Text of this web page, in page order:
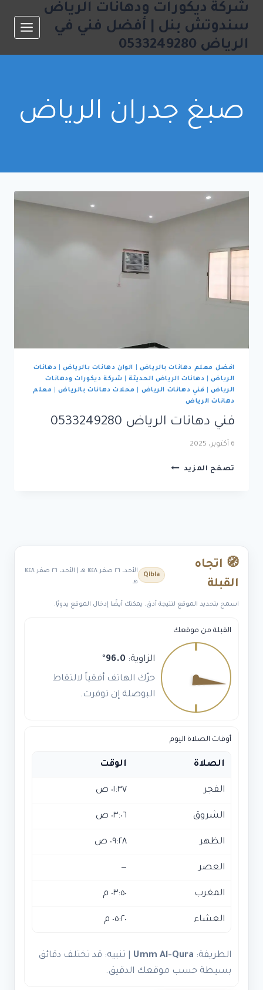
التجاوز
المحتوى
شركة ديكورات ودهانات الرياض
سندوتش بنل | أفضل فني في
الرياض 0533249280
صبغ جدران الرياض
افضل معلم دهانات بالرياض الوان دهانات بالرياض|
دهانات
الرياض| دهانات الرياض الحديثة| شركة ديكورات ودهانات
الرياض| فني دهانات الرياض محلات دهانات بالرياض|
معلم
دهانات الرياض
فني دهانات الرياض 0533249280
6 أكتوبر، 2025
تصفح المزيد فني
🧭 اتجاه
القبلة
Qibla
الأحد، ٢٦ صفر ١٤٤٨ هـ | الأحد، ٢٦ صفر ١٤٤٨
هـ
اسمح بتحديد الموقع لنتيجة أدق. يمكنك أيضًا إدخال الموقع يدويًا.
القبلة من موقعك
الزاوية: 96.0
°
حرّك الهاتف أفقياً لالتقاط
البوصلة إن توفرت.
أوقات الصلاة اليوم
الصلاة الوقت
الفجر ٠١:٣٧ ص
الشروق ٠٣:٠٦ ص
الظهر ٠٩:٢٨ ص
العصر —
المغرب ٠٣:٥٠ م
العشاء ٠٥:٢٠ م
الطريقة: Umm Al-Qura | تنبيه: قد تختلف دقائق
بسيطة حسب موقعك الدقيق.